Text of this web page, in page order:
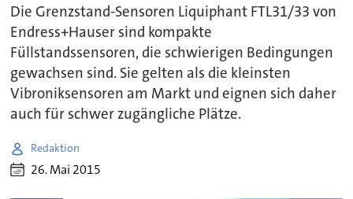
Die Grenzstand-Sensoren Liquiphant FTL31/33 von
Endress+Hauser sind kompakte
Füllstandssensoren, die schwierigen Bedingungen
gewachsen sind. Sie gelten als die kleinsten
Vibroniksensoren am Markt und eignen sich daher
auch für schwer zugängliche Plätze.
Redaktion
26. Mai 2015